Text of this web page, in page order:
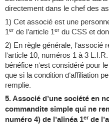
directement dans le chef des
1) Cet associé est une
1er de l’article 1er du CSS et
2) En règle générale, l’associé
l’article 10, numéros 1 à 3
bénéfice n’est considéré pour
que si la condition d’affiliation
remplie.
5. Associé d’une société en
commandite simple qui ne
numéro 4) de l’alinéa 1er de